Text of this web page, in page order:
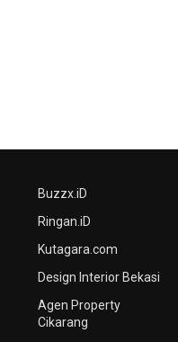
Buzzx.iD
Ringan.iD
Kutagara.com
Design Interior Bekasi
Agen Property
Cikarang